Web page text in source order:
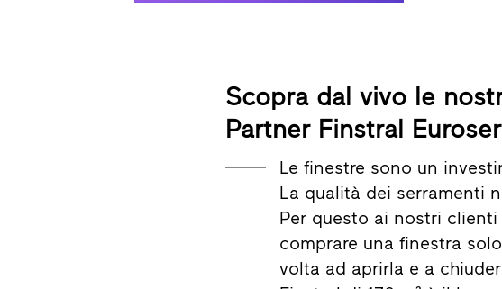
Scopra dal vivo le
Partner Finstral
Le finestre sono un
La qualità dei serramenti
Per questo ai nostri
comprare una finestra
volta ad aprirla e a